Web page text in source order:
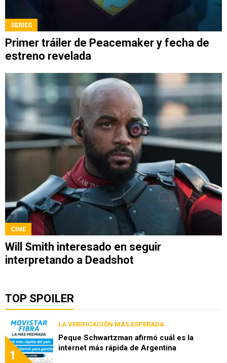
SERIES
Primer tráiler de Peacemaker y fecha de
estreno revelada
CINE
Will Smith interesado en seguir
interpretando a Deadshot
TOP SPOILER
1
LA VERIFICACIÓN MÁS ESPERADA
Peque Schwartzman afirmó cuál es la
internet más rápida de Argentina